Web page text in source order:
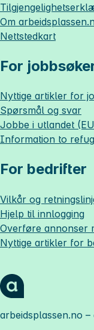
Om
Nettstedkart
For
Nyttige artikler for
Spørsmål og svar
Jobbe i utlandet
Information to
For bedrifter
Vilkår og
Hjelp til innlogging
Overføre annonser
Nyttige artikler for
arbeidsplassen.no –